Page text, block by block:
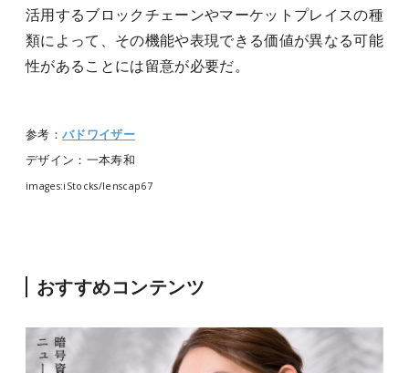
活用するブロックチェーンやマーケットプレイスの種
類によって、その機能や表現できる価値が異なる可能
性があることには留意が必要だ。
参考： バドワイザー
デザイン：一本寿和
images:iStocks/lenscap67
おすすめコンテンツ